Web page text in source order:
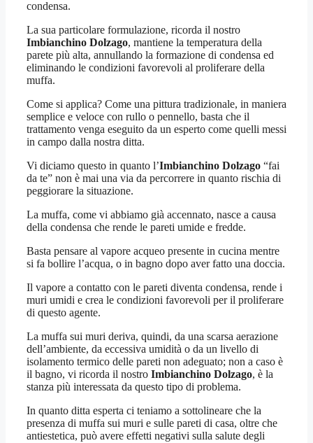
condensa.
La sua particolare formulazione, ricorda il nostro
Imbianchino Dolzago, mantiene la temperatura della
parete più alta, annullando la formazione di condensa ed
eliminando le condizioni favorevoli al proliferare della
muffa.
Come si applica? Come una pittura tradizionale, in maniera
semplice e veloce con rullo o pennello, basta che il
trattamento venga eseguito da un esperto come quelli messi
in campo dalla nostra ditta.
Vi diciamo questo in quanto l’Imbianchino Dolzago “fai
da te” non è mai una via da percorrere in quanto rischia di
peggiorare la situazione.
La muffa, come vi abbiamo già accennato, nasce a causa
della condensa che rende le pareti umide e fredde.
Basta pensare al vapore acqueo presente in cucina mentre
si fa bollire l’acqua, o in bagno dopo aver fatto una doccia.
Il vapore a contatto con le pareti diventa condensa, rende i
muri umidi e crea le condizioni favorevoli per il proliferare
di questo agente.
La muffa sui muri deriva, quindi, da una scarsa aerazione
dell’ambiente, da eccessiva umidità o da un livello di
isolamento termico delle pareti non adeguato; non a caso è
il bagno, vi ricorda il nostro Imbianchino Dolzago, è la
stanza più interessata da questo tipo di problema.
In quanto ditta esperta ci teniamo a sottolineare che la
presenza di muffa sui muri e sulle pareti di casa, oltre che
antiestetica, può avere effetti negativi sulla salute degli